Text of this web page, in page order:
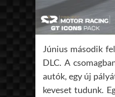
Június második
DLC. A
autók, egy új
keveset tudunk.